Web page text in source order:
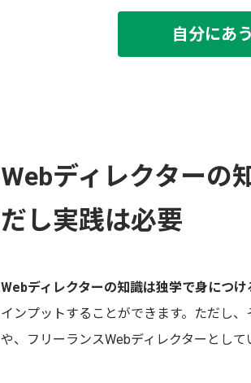
自分にあ
Webディレクターの
だし実践は必要
Webディレクターの知識は独学で身につ
インプットすることができます。ただし
や、フリーランスWebディレクターとし